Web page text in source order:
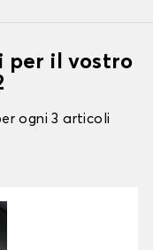
per il vostro
ogni 3 articoli